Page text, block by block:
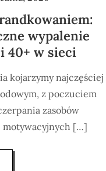
wypalenie
40+ w sieci
kojarzymy najczęściej
z poczuciem
zasobów
motywacyjnych […]